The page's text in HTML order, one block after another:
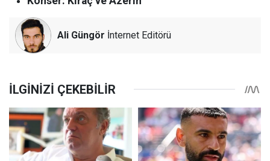
Ali Güngör İnternet Editörü